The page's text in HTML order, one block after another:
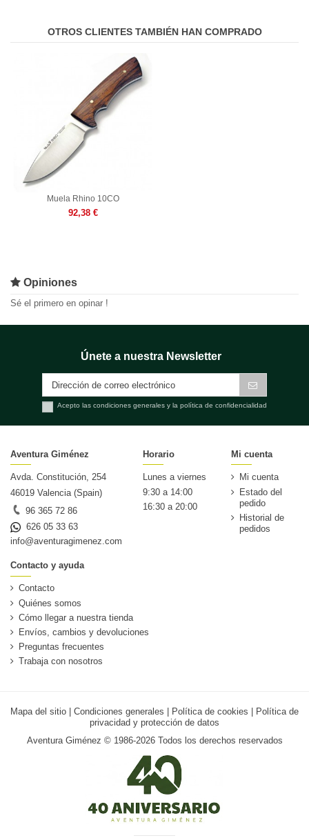
OTROS CLIENTES TAMBIÉN HAN COMPRADO
Muela Rhino 10CO
92,38 €
Opiniones
Sé el primero en opinar !
Únete a nuestra Newsletter
Acepto las condiciones generales y la política de confidencialidad
Aventura Giménez
Avda. Constitución, 254
46019 Valencia (Spain)
96 365 72 86
626 05 33 63
info@aventuragimenez.com
Horario
Lunes a viernes
9:30 a 14:00
16:30 a 20:00
Mi cuenta
Mi cuenta
Estado del
pedido
Historial de
pedidos
Contacto y ayuda
Contacto
Quiénes somos
Cómo llegar a nuestra tienda
Envíos, cambios y devoluciones
Preguntas frecuentes
Trabaja con nosotros
Mapa del sitio Condiciones generales Política de cookies
Política de
privacidad y protección de datos
Aventura Giménez © 1986-2026 Todos los derechos reservados